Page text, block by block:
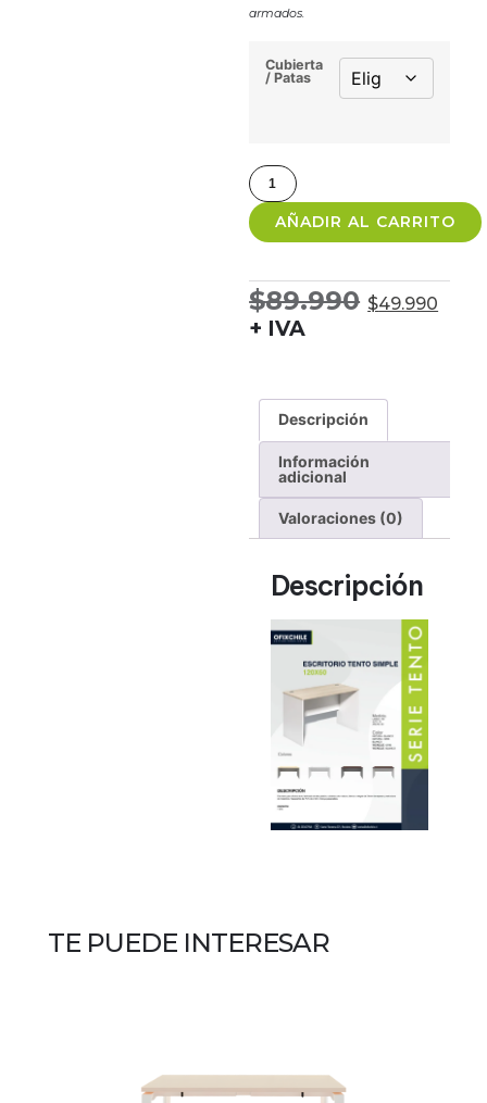
armados.
Cubierta
/ Patas
AÑADIR AL CARRITO
$89.990 $49.990
+ IVA
Descripción
Información
adicional
Valoraciones (0)
Descripción
TE PUEDE INTERESAR